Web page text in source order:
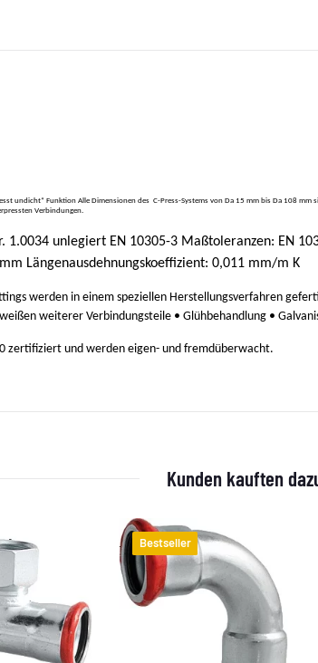
undicht“ Funktion Alle Dimensionen des C-Press-Systems von Da 15 mm bis Da 108
Verbindungen.
1.0034 unlegiert EN 10305-3 Maßtoleranzen: EN
Längenausdehnungskoeffizient: 0,011 mm/m K
werden in einem speziellen Herstellungsverfahren
weiterer Verbindungsteile • Glühbehandlung •
zertifiziert und werden eigen- und fremdüberwacht.
Kunden kauften
Bestseller